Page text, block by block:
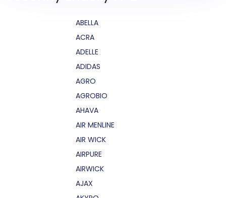
ABELLA
ACRA
ADELLE
ADIDAS
AGRO
AGROBIO
AHAVA
AIR MENLINE
AIR WICK
AIRPURE
AIRWICK
AJAX